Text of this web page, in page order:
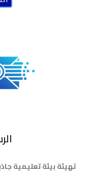
تهيئة بيئة تعليمية